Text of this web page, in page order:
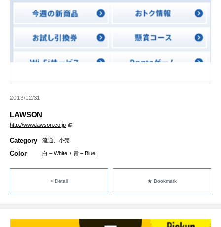
2013/12/31
LAWSON
http://www.lawson.co.jp
Category 流通、小売
Color 白 – White / 青 – Blue
> Detail ★ Bookmark